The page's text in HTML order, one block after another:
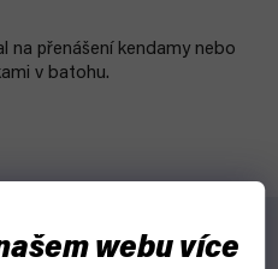
webu více
na přenášení kendamy nebo
v batohu.